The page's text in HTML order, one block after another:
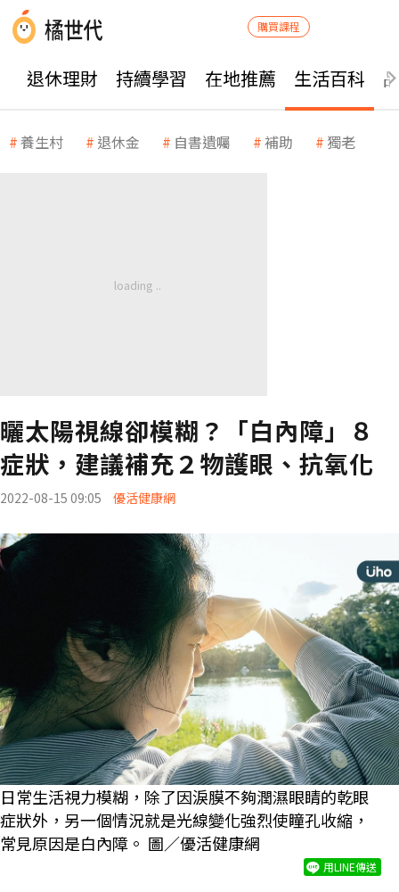
購買課程
退休理財 持續學習 在地推薦 生活百科
養生村 退休金 自書遺囑 補助 獨老
曬太陽視線卻模糊？「白內障」８
症狀，建議補充２物護眼、抗氧化
2022-08-15 09:05 優活健康網
日常生活視力模糊，除了因淚膜不夠潤濕眼睛的乾眼
症狀外，另一個情況就是光線變化強烈使瞳孔收縮，
常見原因是白內障。 圖／優活健康網
用LINE傳送